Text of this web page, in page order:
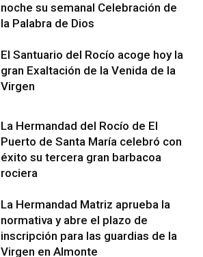
noche su semanal Celebración de
la Palabra de Dios
El Santuario del Rocío acoge hoy la
gran Exaltación de la Venida de la
Virgen
La Hermandad del Rocío de El
Puerto de Santa María celebró con
éxito su tercera gran barbacoa
rociera
La Hermandad Matriz aprueba la
normativa y abre el plazo de
inscripción para las guardias de la
Virgen en Almonte